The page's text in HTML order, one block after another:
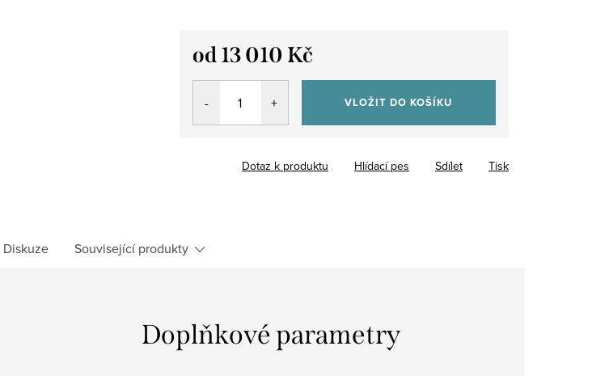
od13 010 Kč
Měrná
VLOŽIT DO KOŠÍKU
Tisk
Dotaz k produktu Hlídací pes Sdílet
Diskuze Související produkty
Doplňkové parametry